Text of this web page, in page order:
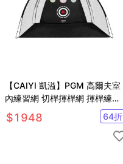
【CAIYI 凱溢】PGM 高爾夫室
內練習網 切桿揮桿網 揮桿練習
器
$1948 64折